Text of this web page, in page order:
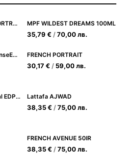
ARABIYAT PRESTIGE PORTRAIT EDP 80ML MPF WILDEST DREAMS 100ML
35,79 € /70,00лв.
Armaf Club de Nuit IntenseEDP 105 ml FRENCH PORTRAIT
30,17€ / 59,00лв.
Ajmal Aristocrat Coastal EDP 75ml Мъжки парфюм Lattafa AJWAD
38,35€ /75,00лв.
FRENCH AVENUE 50IR
38,35€ /75,00лв.